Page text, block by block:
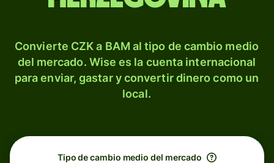
Convierte CZK a BAM al tipo de cambio medio
del mercado. Wise es la cuenta internacional
para enviar, gastar y convertir dinero como un
local.
Tipo de cambio medio del mercado